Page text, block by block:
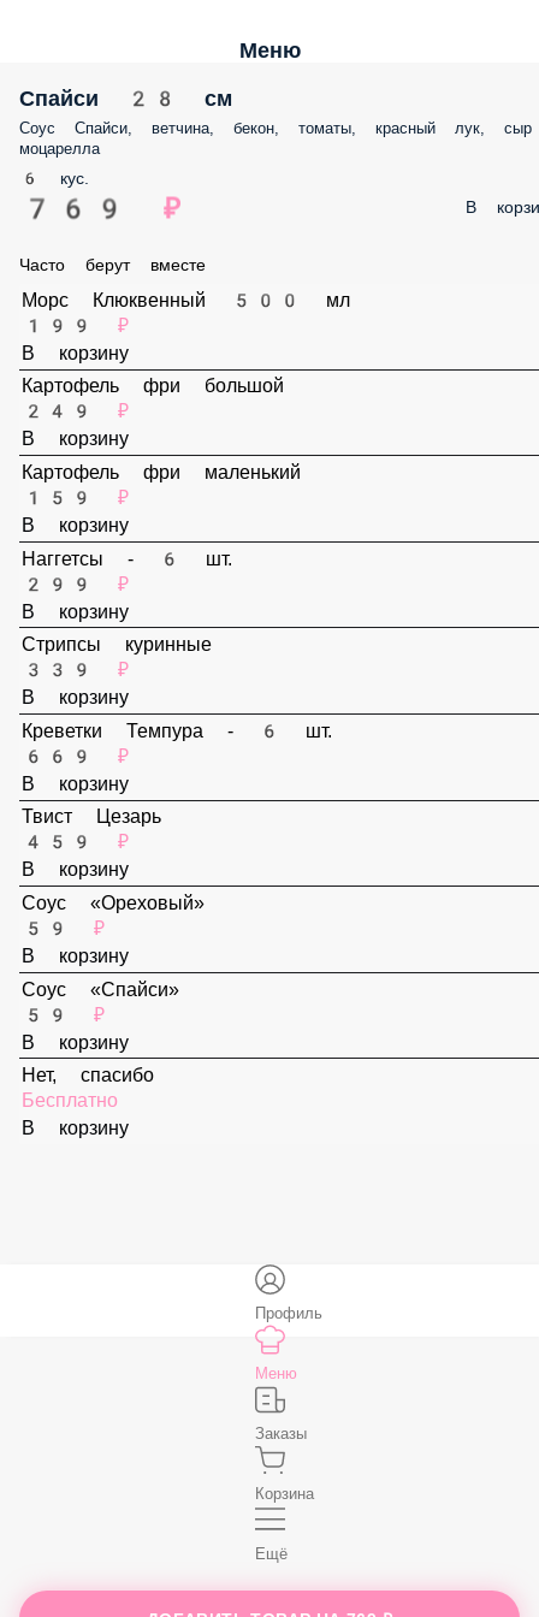
Меню
Спайси 28 см
Соус Спайси, ветчина, бекон, томаты, красный лук, сыр моцарелла
6 кус.
769 ₽
Морс Клюквенный 500 мл
199 ₽
В корзину
Картофель фри большой
249 ₽
В корзину
Картофель фри маленький
159 ₽
В корзину
Наггетсы - 6 шт.
299 ₽
В корзину
Стрипсы куринные
339 ₽
В корзину
Креветки Темпура - 6 шт.
669 ₽
В корзину
Твист Цезарь
459 ₽
В корзину
Соус «Ореховый»
59 ₽
В корзину
Профиль
Меню